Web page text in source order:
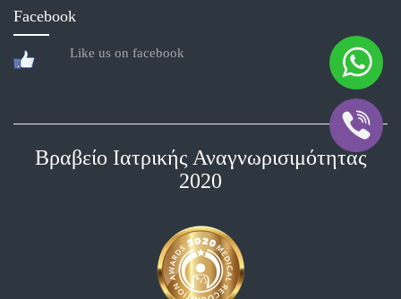
Facebook
Like us on facebook
Βραβείο Ιατρικής Αναγνωρισιμότητας
2020